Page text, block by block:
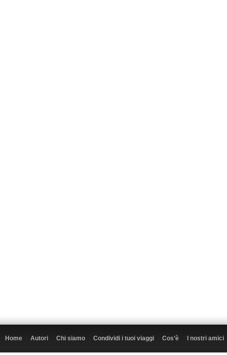
Home Autori Chi siamo Condividi i tuoi viaggi Cos’è I nostri amici